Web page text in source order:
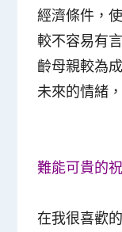
經濟條件，
較不容易有
齡母親較為
未來的情緒
難能可貴的
在我很喜歡